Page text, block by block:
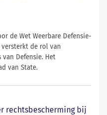
de Wet Weerbare Defensie-
versterkt de rol van
Defensie. Het
van State.
rechtsbescherming bij